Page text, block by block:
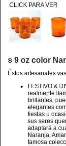
CLICK PARA VER
s 9 oz color
Éstos artesanales
FESTIVO &
realmente
brillantes,
elegantes
fiestas u
sus seres
adaptará a
Naranja,
famosa